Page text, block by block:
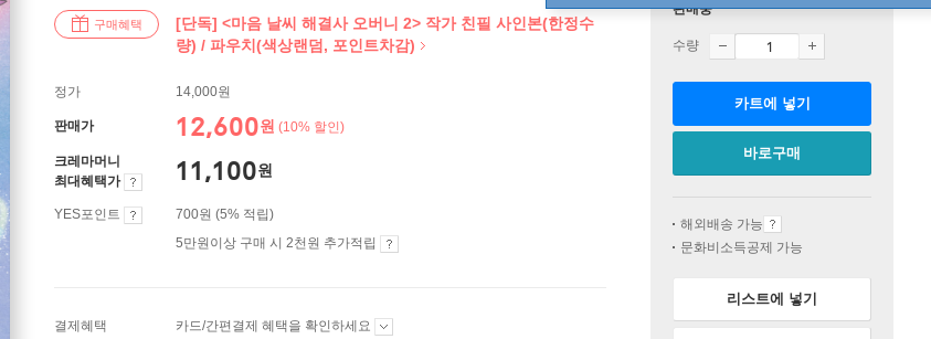
구매혜택
[단독] <마음 날씨 해결사 오버니 2> 작가 친필 사인본(한정수
량) / 파우치(색상랜덤, 포인트차감)
정가 14,000원
판매가 12,600원 (10% 할인)
크레마머니
최대혜택가
11,100원
YES포인트
700원 (5% 적립)
5만원이상 구매 시 2천원 추가적립
결제혜택 카드/간편결제 혜택을 확인하세요
판매중
수량
카트에 넣기
바로구매
해외배송 가능
문화비소득공제 가능
리스트에 넣기